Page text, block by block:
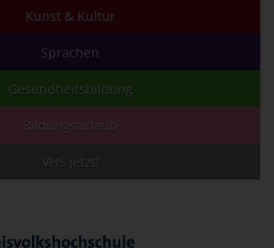
Kunst & Kultur
Sprachen
Gesundheitsbildung
Bildungsurlaub
VHS jetzt!